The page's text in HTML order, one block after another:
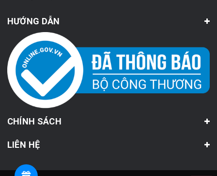
HƯỚNG DẪN
CHÍNH SÁCH
LIÊN HỆ